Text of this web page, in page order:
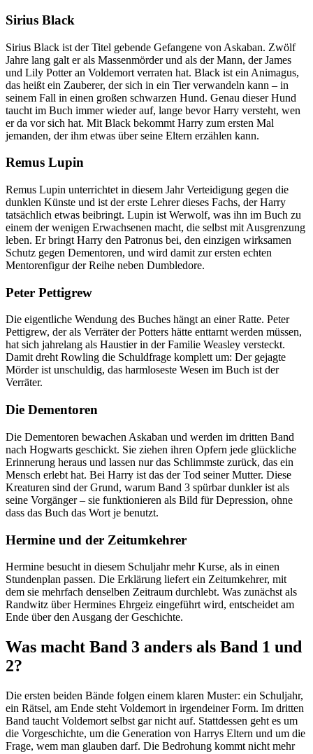
Sirius Black
Sirius Black ist der Titel gebende Gefangene von Askaban. Zwölf
Jahre lang galt er als Massenmörder und als der Mann, der James
und Lily Potter an Voldemort verraten hat. Black ist ein Animagus,
das heißt ein Zauberer, der sich in ein Tier verwandeln kann – in
seinem Fall in einen großen schwarzen Hund. Genau dieser Hund
taucht im Buch immer wieder auf, lange bevor Harry versteht, wen
er da vor sich hat. Mit Black bekommt Harry zum ersten Mal
jemanden, der ihm etwas über seine Eltern erzählen kann.
Remus Lupin
Remus Lupin unterrichtet in diesem Jahr Verteidigung gegen die
dunklen Künste und ist der erste Lehrer dieses Fachs, der Harry
tatsächlich etwas beibringt. Lupin ist Werwolf, was ihn im Buch zu
einem der wenigen Erwachsenen macht, die selbst mit Ausgrenzung
leben. Er bringt Harry den Patronus bei, den einzigen wirksamen
Schutz gegen Dementoren, und wird damit zur ersten echten
Mentorenfigur der Reihe neben Dumbledore.
Peter Pettigrew
Die eigentliche Wendung des Buches hängt an einer Ratte. Peter
Pettigrew, der als Verräter der Potters hätte enttarnt werden müssen,
hat sich jahrelang als Haustier in der Familie Weasley versteckt.
Damit dreht Rowling die Schuldfrage komplett um: Der gejagte
Mörder ist unschuldig, das harmloseste Wesen im Buch ist der
Verräter.
Die Dementoren
Die Dementoren bewachen Askaban und werden im dritten Band
nach Hogwarts geschickt. Sie ziehen ihren Opfern jede glückliche
Erinnerung heraus und lassen nur das Schlimmste zurück, das ein
Mensch erlebt hat. Bei Harry ist das der Tod seiner Mutter. Diese
Kreaturen sind der Grund, warum Band 3 spürbar dunkler ist als
seine Vorgänger – sie funktionieren als Bild für Depression, ohne
dass das Buch das Wort je benutzt.
Hermine und der Zeitumkehrer
Hermine besucht in diesem Schuljahr mehr Kurse, als in einen
Stundenplan passen. Die Erklärung liefert ein Zeitumkehrer, mit
dem sie mehrfach denselben Zeitraum durchlebt. Was zunächst als
Randwitz über Hermines Ehrgeiz eingeführt wird, entscheidet am
Ende über den Ausgang der Geschichte.
Was macht Band 3 anders als Band 1 und
2?
Die ersten beiden Bände folgen einem klaren Muster: ein Schuljahr,
ein Rätsel, am Ende steht Voldemort in irgendeiner Form. Im dritten
Band taucht Voldemort selbst gar nicht auf. Stattdessen geht es um
die Vorgeschichte, um die Generation von Harrys Eltern und um die
Frage, wem man glauben darf. Die Bedrohung kommt nicht mehr